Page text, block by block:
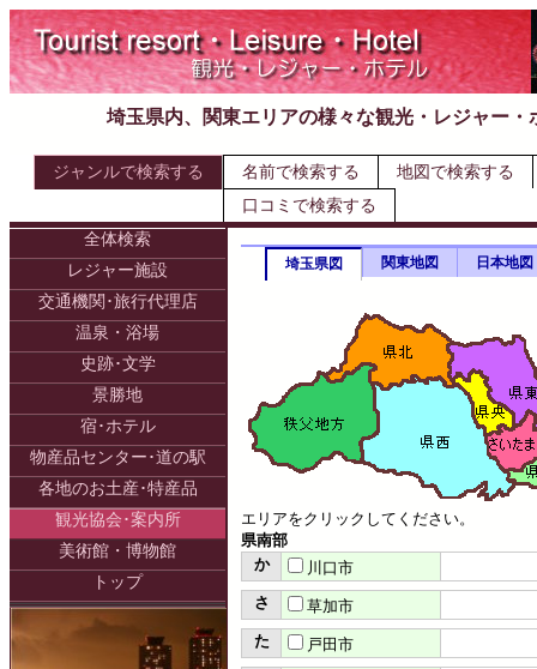
埼玉県内、関東エリアの様々な観光・レジャー
ジャンルで検索する 名前で検索する
地図で検索する
口コミで検索する
全体検索
レジャー施設
交通機関･旅行代理店
温泉・浴場
史跡･文学
景勝地
宿･ホテル
物産品センター･道の駅
各地のお土産･特産品
観光協会･案内所
美術館・博物館
トップ
埼玉県図 関東地図 日本地図
エリアをクリックしてください。
県南部
か
川口市
さ
草加市
た
戸田市